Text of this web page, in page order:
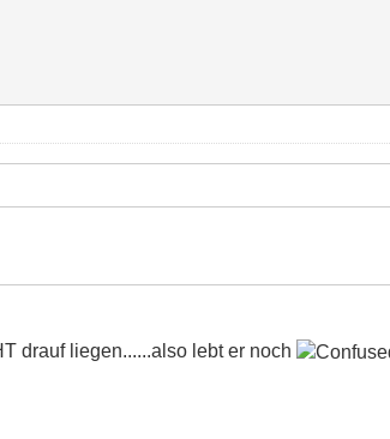
drauf liegen......also lebt er noch